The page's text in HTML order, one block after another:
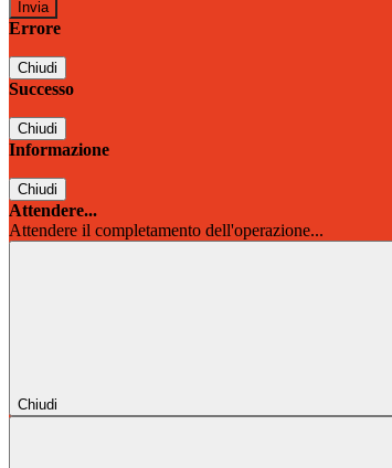
Errore
Chiudi
Successo
Chiudi
Informazione
Chiudi
Attendere...
Attendere il completamento dell'operazione...
Chiudi